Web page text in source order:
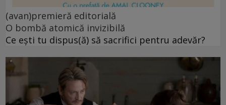
(avan)premieră editorială
O bombă atomică invizibilă
Ce ești tu dispus(ă) să sacrifici pentru adevăr?